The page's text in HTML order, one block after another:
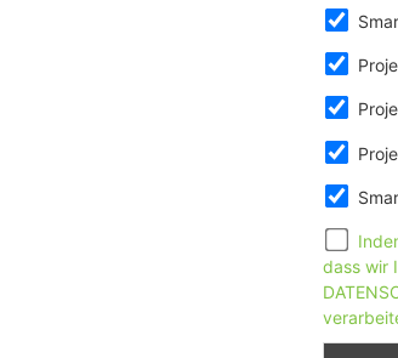
dass wir